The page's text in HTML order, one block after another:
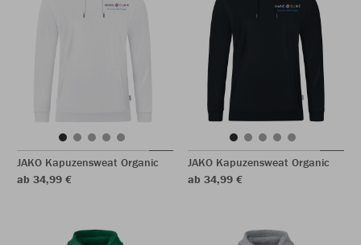
JAKO Kapuzensweat Organic
ab 34,99 €
JAKO Kapuzensweat Organic
ab 34,99 €